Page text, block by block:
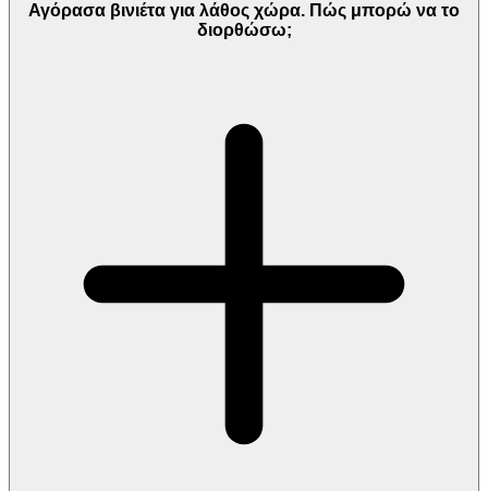
Αγόρασα βινιέτα για λάθος χώρα. Πώς μπορώ να το
διορθώσω;